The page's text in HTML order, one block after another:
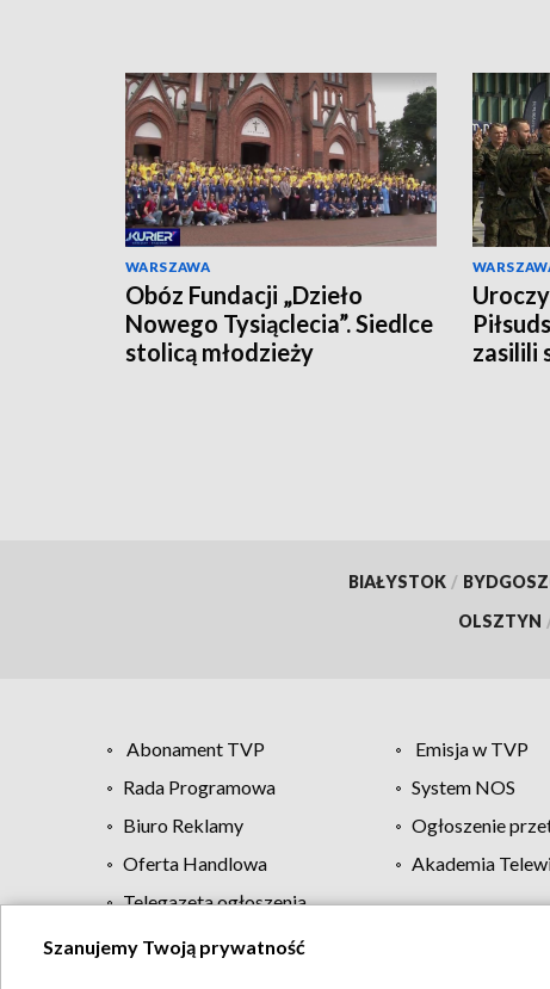
WARSZAWA
Obóz Fundacji „Dzieło
Nowego Tysiąclecia”. Siedlce
stolicą młodzieży
zasilili
BIAŁYSTOK /
OLSZTYN
Abonament TVP Emisja w TVP
Rada Programowa
System NOS
Biuro Reklamy
Ogłoszenie
Oferta Handlowa
Akademia
Telegazeta ogłoszenia
Szanujemy Twoją prywatność